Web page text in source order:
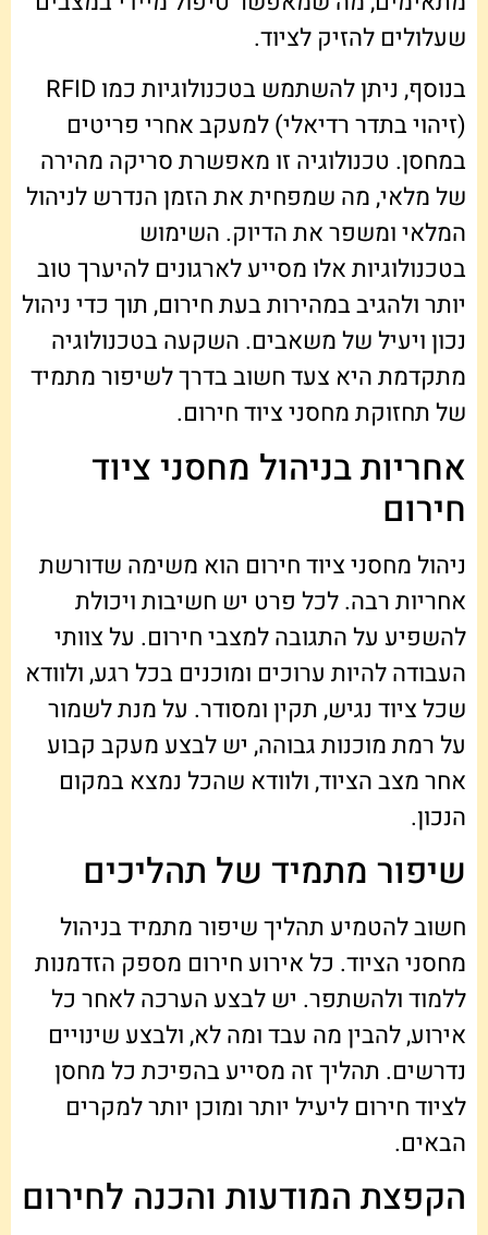
שעלולים להזיק לציוד.
בנוסף, ניתן להשתמש בטכנולוגיות כמו RFID
(זיהוי בתדר רדיאלי) למעקב אחרי פריטים
במחסן. טכנולוגיה זו מאפשרת סריקה מהירה
של מלאי, מה שמפחית את הזמן הנדרש לניהול
המלאי ומשפר את הדיוק. השימוש
בטכנולוגיות אלו מסייע לארגונים להיערך טוב
יותר ולהגיב במהירות בעת חירום, תוך כדי ניהול
נכון ויעיל של משאבים. השקעה בטכנולוגיה
מתקדמת היא צעד חשוב בדרך לשיפור מתמיד
של תחזוקת מחסני ציוד חירום.
אחריות בניהול מחסני ציוד
חירום
ניהול מחסני ציוד חירום הוא משימה שדורשת
אחריות רבה. לכל פרט יש חשיבות ויכולת
להשפיע על התגובה למצבי חירום. על צוותי
העבודה להיות ערוכים ומוכנים בכל רגע, ולוודא
שכל ציוד נגיש, תקין ומסודר. על מנת לשמור
על רמת מוכנות גבוהה, יש לבצע מעקב קבוע
אחר מצב הציוד, ולוודא שהכל נמצא במקום
הנכון.
שיפור מתמיד של תהליכים
חשוב להטמיע תהליך שיפור מתמיד בניהול
מחסני הציוד. כל אירוע חירום מספק הזדמנות
ללמוד ולהשתפר. יש לבצע הערכה לאחר כל
אירוע, להבין מה עבד ומה לא, ולבצע שינויים
נדרשים. תהליך זה מסייע בהפיכת כל מחסן
לציוד חירום ליעיל יותר ומוכן יותר למקרים
הבאים.
הקפצת המודעות והכנה לחירום